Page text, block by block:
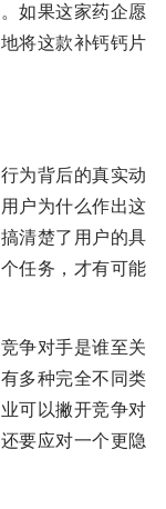
如果这家药企愿
将这款补钙钙片
为背后的真实动
户为什么作出这
清楚了用户的具
任务，才有可能
争对手是谁至关
多种完全不同类
可以撇开竞争对
要应对一个更隐